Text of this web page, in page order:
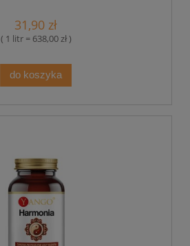
31,90 zł
( 1 litr = 638,00 zł )
do koszyka